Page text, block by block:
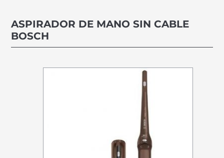
ASPIRADOR DE MANO SIN CABLE
BOSCH